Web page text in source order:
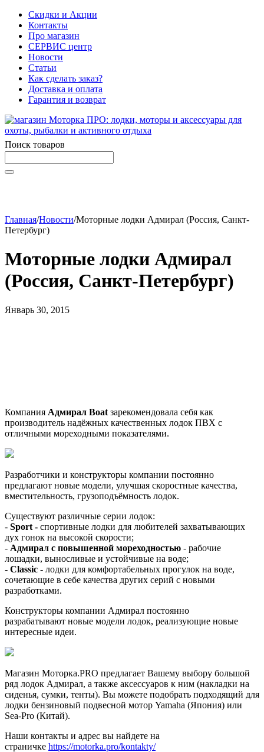
Скидки и Акции
Контакты
Про магазин
СЕРВИС центр
Новости
Статьи
Как сделать заказ?
Доставка и оплата
Гарантия и возврат
Поиск товаров
Главная/Новости/Моторные лодки Адмирал (Россия, Санкт-
Петербург)
Моторные лодки Адмирал
(Россия, Санкт-Петербург)
Январь 30, 2015
Компания Адмирал Boat зарекомендовала себя как
производитель надёжных качественных лодок ПВХ с
отличными мореходными показателями.
Разработчики и конструкторы компании постоянно
предлагают новые модели, улучшая скоростные качества,
вместительность, грузоподъёмность лодок.
Существуют различные серии лодок:
- Sport - спортивные лодки для любителей захватывающих
дух гонок на высокой скорости;
- Адмирал с повышенной мореходностью - рабочие
лошадки, выносливые и устойчивые на воде;
- Classic - лодки для комфортабельных прогулок на воде,
сочетающие в себе качества других серий с новыми
разработками.
Конструкторы компании Адмирал постоянно
разрабатывают новые модели лодок, реализующие новые
интересные идеи.
Магазин Моторка.PRO предлагает Вашему выбору большой
ряд лодок Адмирал, а также аксессуаров к ним (накладки на
сиденья, сумки, тенты). Вы можете подобрать подходящий для
лодки бензиновый подвесной мотор Yamaha (Япония) или
Sea-Pro (Китай).
Наши контакты и адрес вы найдете на
страничке https://motorka.pro/kontakty/